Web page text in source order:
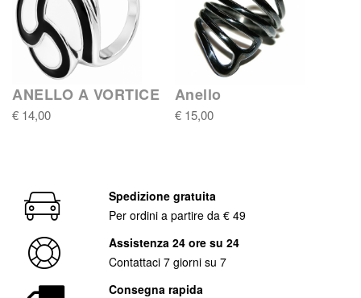
ANELLO A VORTICE
€ 14,00
Anello
€ 15,00
Spedizione gratuita
Per ordini a partire da € 49
Assistenza 24 ore su 24
Contattaci 7 giorni su 7
Consegna rapida